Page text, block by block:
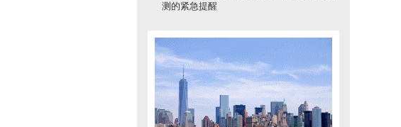
测的紧急提醒